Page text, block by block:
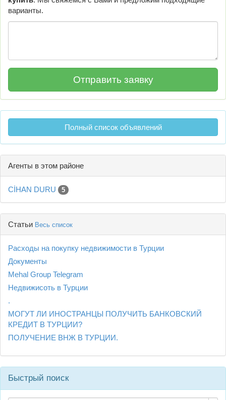
варианты.
Полный список объявлений
Агенты в этом районе
CİHAN DURU 5
Статьи Весь список
Расходы на покупку недвижимости в Турции
Документы
Mehal Group Telegram
Недвижисоть в Турции
.
МОГУТ ЛИ ИНОСТРАНЦЫ ПОЛУЧИТЬ БАНКОВСКИЙ
КРЕДИТ В ТУРЦИИ?
ПОЛУЧЕНИЕ ВНЖ В ТУРЦИИ.
Быстрый поиск